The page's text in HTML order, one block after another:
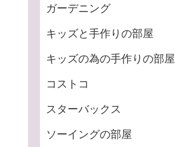
ガーデニング
キッズと手作りの部屋
キッズの為の手作りの部屋
コストコ
スターバックス
ソーイングの部屋